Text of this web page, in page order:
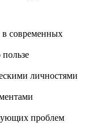
в современных
личностями
проблем